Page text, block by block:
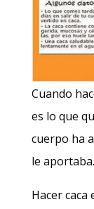
Cuando
es lo que
cuerpo ha
le aportaba.
Hacer